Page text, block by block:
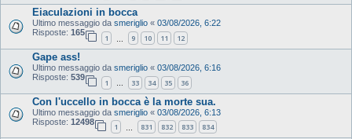
Eiaculazioni in bocca
Ultimo messaggio da smeriglio « 03/08/2026, 6:22
Risposte: 165
1 9 10 11 12
Gape ass!
Ultimo messaggio da smeriglio « 03/08/2026, 6:16
Risposte: 539
1 … 33 34 35 36
Con l'uccello in bocca è la morte sua.
Ultimo messaggio da smeriglio « 03/08/2026, 6:13
Risposte: 12498
1 831 832 833 834